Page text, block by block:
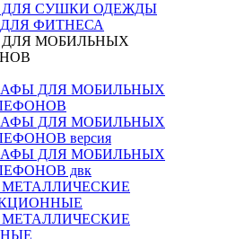
СУШКИ ОДЕЖДЫ
ФИТНЕСА
МОБИЛЬНЫХ
ДЛЯ МОБИЛЬНЫХ
ДЛЯ МОБИЛЬНЫХ
версия
ДЛЯ МОБИЛЬНЫХ
двк